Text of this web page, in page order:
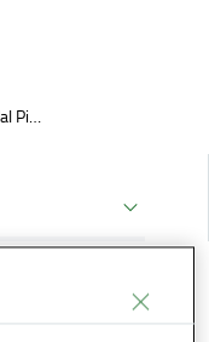
Comunicazione dei dati previsti dal Piano di Monitoraggio AIA
Download